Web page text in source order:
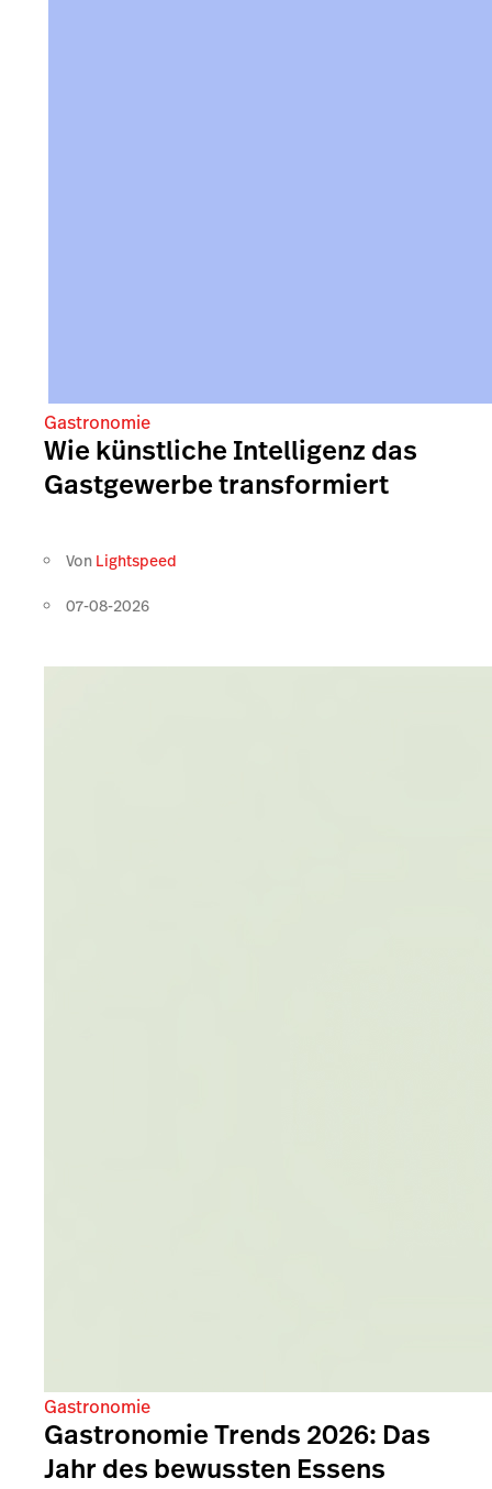
Gastronomie
Wie künstliche Intelligenz das
Gastgewerbe transformiert
Von Lightspeed
07-08-2026
Gastronomie
Gastronomie Trends 2026: Das
Jahr des bewussten Essens